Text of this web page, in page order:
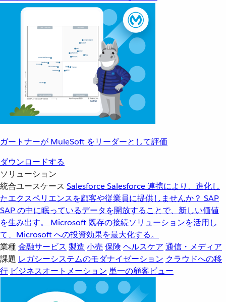
ガートナーが MuleSoft をリーダーとして評価
ダウンロードする
ソリューション
統合ユースケース SalesforceSalesforce 連携により、進化し
たエクスペリエンスを顧客や従業員に提供しませんか？ SAP
SAP の中に眠っているデータを開放することで、新しい価値
を生み出す。
Microsoft 既存の接続ソリューションを活用し
て、Microsoft への投資効果を最大化する。
業種金融サービス 製造 小売 保険 ヘルスケア 通信・メディア
課題 レガシーシステムのモダナイゼーション クラウドへの移
行 ビジネスオートメーション 単一の顧客ビュー